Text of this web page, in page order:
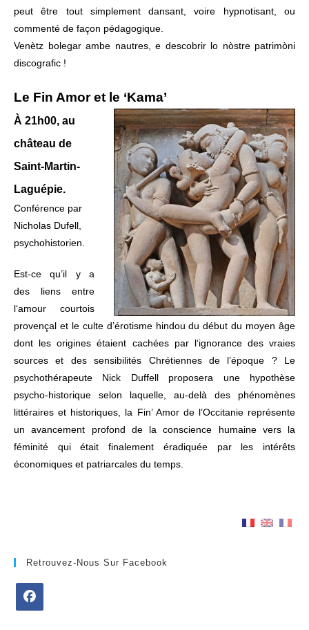
peut être tout simplement dansant, voire hypnotisant, ou
commenté de façon pédagogique.
Venètz bolegar ambe nautres, e descobrir lo nòstre patrimòni
discografic !
Le Fin Amor et le ‘Kama’
À 21h00, au
château de
Saint-Martin-
Laguépie.
Conférence par
Nicholas Dufell,
psychohistorien.
Est-ce qu’il y a
des liens entre
l‘amour courtois
provençal et le culte d’érotisme hindou du début du moyen âge
dont les origines étaient cachées par l‘ignorance des vraies
sources et des sensibilités Chrétiennes de l’époque ? Le
psychothérapeute Nick Duffell proposera une hypothèse
psycho-historique selon laquelle, au-delà des phénomènes
littéraires et historiques, la Fin’ Amor de l’Occitanie représente
un avancement profond de la conscience humaine vers la
féminité qui était finalement éradiquée par les intérêts
économiques et patriarcales du temps.
Retrouvez-Nous Sur Facebook